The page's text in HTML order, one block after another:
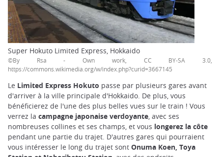
Super Hokuto Limited Express, Hokkaido
©By Rsa - Own work, CC BY-SA 3.0,
https://commons.wikimedia.org/w/index.php?curid=3667145
Le Limited Express Hokuto passe par plusieurs gares avant
d'arriver à la ville principale d'Hokkaido. De plus, vous
bénéficierez de l'une des plus belles vues sur le train ! Vous
verrez la campagne japonaise verdoyante, avec ses
nombreuses collines et ses champs, et vous longerez la côte
pendant une partie du trajet. D'autres gares qui pourraient
vous intéresser le long du trajet sont Onuma Koen, Toya